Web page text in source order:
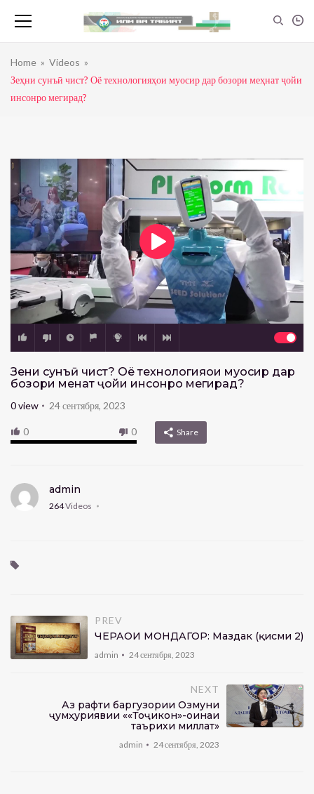
Home » Videos »
Зеҳни сунъӣ чист? Оё технологияҳои муосир дар бозори меҳнат ҷойи
инсонро мегирад?
Зеҳни сунъӣ чист? Оё технологияҳои муосир дар
бозори меҳнат ҷойи инсонро мегирад?
0view 24 сентября, 2023
0 0 Share
admin
264Videos
PREV
ЧЕҲРАҲОИ МОНДАГОР: Маздак (қисми 2)
admin 24 сентября, 2023
NEXT
Аз рафти баргузории Озмуни
ҷумҳуриявии ««Тоҷикон»-оинаи
таърихи миллат»
admin 24 сентября, 2023